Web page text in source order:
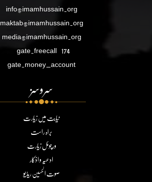
info@imamhussain.org
maktab@imamhussain.org
media@imamhussain.org
gate.freecall 174
gate.money_account
سروسز
نیابت میں زیارت
براہ راست
ورچوئل زیارت
ادعیہ و اذکار
صوت الحسین ریڈیو